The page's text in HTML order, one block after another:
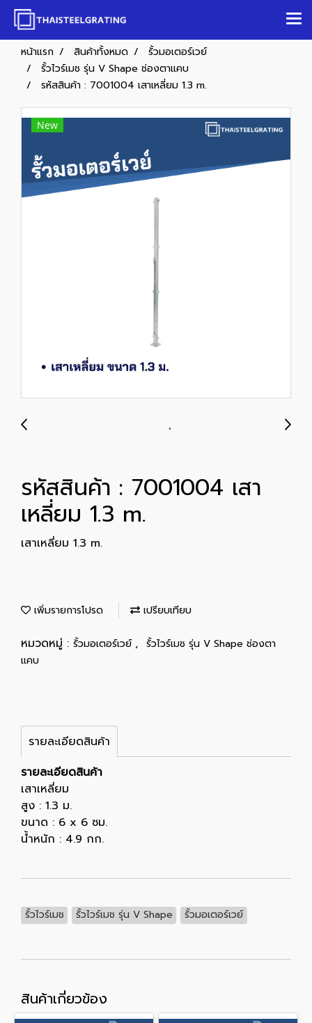
หน้าแรก สินค้าทั้งหมด
รั้วมอเตอร์เวย์
รั้วไวร์เมช รุ่น V Shape ช่องตาแคบ
รหัสสินค้า : 7001004 เสาเหลี่ยม 1.3 m.
New
รหัสสินค้า : 7001004 เสา
เหลี่ยม 1.3 m.
เสาเหลี่ยม 1.3 m.
เพิ่มรายการโปรด เปรียบเทียบ
หมวดหมู่ : รั้วมอเตอร์เวย์ , รั้วไวร์เมช รุ่น V Shape ช่องตา
แคบ
รายละเอียดสินค้า
รายละเอียดสินค้า
เสาเหลี่ยม
สูง : 1.3 ม.
ขนาด : 6 x 6 ซม.
น้ำหนัก : 4.9 กก.
รั้วไวร์เมช รั้วไวร์เมช รุ่น V Shape รั้วมอเตอร์เวย์
สินค้าเกี่ยวข้อง